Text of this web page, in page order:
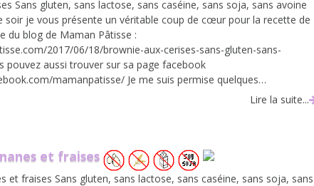
Sans gluten, sans lactose, sans caséine, sans soja, sans avoine
soir je vous présente un véritable coup de cœur pour la recette de
du blog de Maman Pâtisse :
2017/06/18/brownie-aux-cerises-sans-gluten-sans-
pouvez aussi trouver sur sa page facebook
mamanpatisse/ Je me suis permise quelques…
Lire la suite...
et fraises
et fraises Sans gluten, sans lactose, sans caséine, sans soja, sans